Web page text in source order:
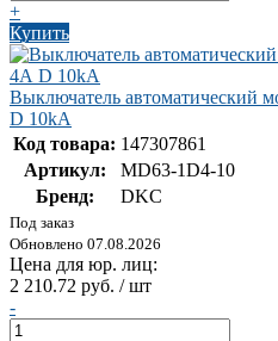
+
Купить
Выключатель автоматический
D 10kA
Код товара: 147307861
Артикул:
MD63-1D4-10
Бренд:
DKC
Под заказ
Обновлено 07.08.2026
Цена для юр. лиц:
2 210.72 руб. / шт
-